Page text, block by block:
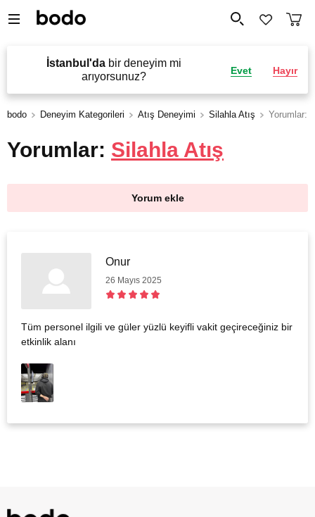
İstanbul'dabir deneyim mi
arıyorsunuz?
Evet Hayır
bodo Deneyim Kategorileri Atış Deneyimi Silahla Atış Yorumlar:
Yorumlar: Silahla Atış
Yorum ekle
Onur
26 Mayıs 2025
Tüm personel ilgili ve güler yüzlü keyifli vakit geçireceğiniz bir
etkinlik alanı